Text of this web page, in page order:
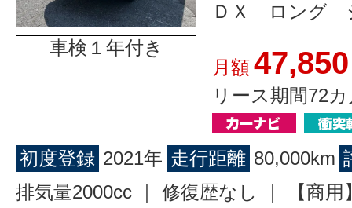
車検１年付き
ＤＸ ロング
月額47,850
リース期間72
初度登録 2021年 走行距離 80,000km
排気量2000cc ｜ 修復歴なし ｜ 【商用